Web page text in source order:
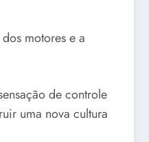
motores e a
de controle
uma nova cultura